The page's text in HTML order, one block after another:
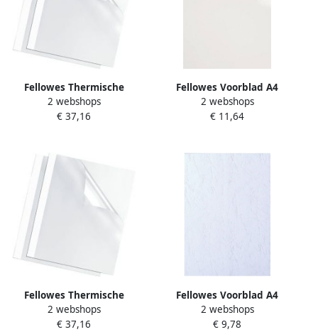
Fellowes Thermische
omslag A4 4mm wit 100
stuks
2 webshops
€ 37,16
Fellowes Voorblad A4
Chromolux 250gr wit 100
stuks
2 webshops
€ 11,64
Fellowes Thermische
omslag A4 1.5mm wit 100
stuks
2 webshops
€ 37,16
Fellowes Voorblad A4
lederlook wit 100 stuks
2 webshops
€ 9,78